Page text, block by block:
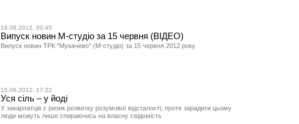
16.06.2012, 00:45
Випуск новин М-студіо за 15 червня (ВІДЕО)
Випуск новин ТРК "Мукачево" (М-студіо) за 15 червня 2012 року
15.06.2012, 17:22
Уся сіль – у йоді
У закарпатців є ризик розвитку розумової відсталості, проте зарадити цьому
люди можуть лише спираючись на власну свідомість